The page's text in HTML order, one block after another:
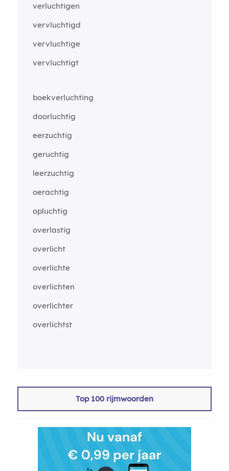
verluchtigen
vervluchtigd
vervluchtige
vervluchtigt
boekverluchting
doorluchtig
eerzuchtig
geruchtig
leerzuchtig
oerachtig
opluchtig
overlastig
overlicht
overlichte
overlichten
overlichter
overlichtst
Top 100 rijmwoorden